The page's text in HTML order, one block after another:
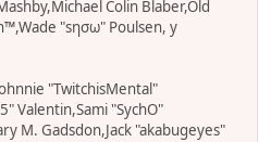
Colin Blaber,Old
"sησω" Poulsen, y
"TwitchisMental"
Valentin,Sami "SychO"
M. Gadsdon,Jack "akabugeyes"